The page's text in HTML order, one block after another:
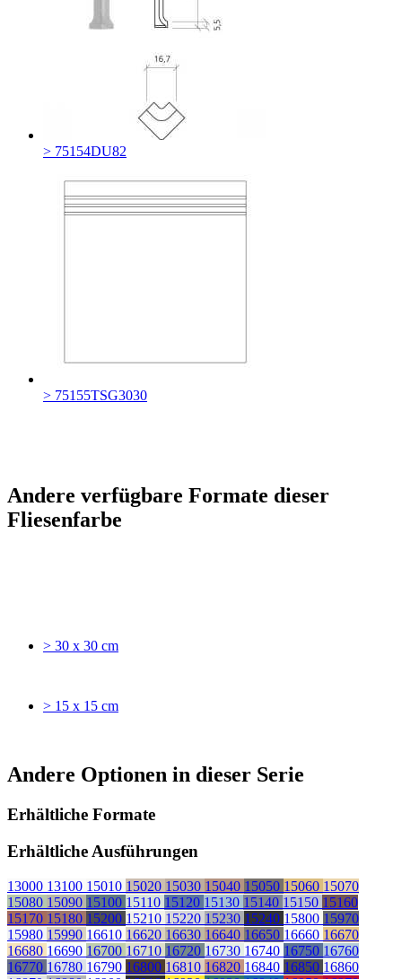
> 75154DU82
> 75155TSG3030
Andere verfügbare Formate dieser
Fliesenfarbe
> 30 x 30 cm
> 15 x 15 cm
Andere Optionen in dieser Serie
Erhältliche Formate
Erhältliche Ausführungen
13000 13100 15010 15020 15030 15040 15050 15060 15070
15080 15090 15100 15110 15120 15130 15140 15150 15160
15170 15180 15200 15210 15220 15230 15240 15800 15970
15980 15990 16610 16620 16630 16640 16650 16660 16670
16680 16690 16700 16710 16720 16730 16740 16750 16760
16770 16780 16790 16800 16810 16820 16840 16850 16860